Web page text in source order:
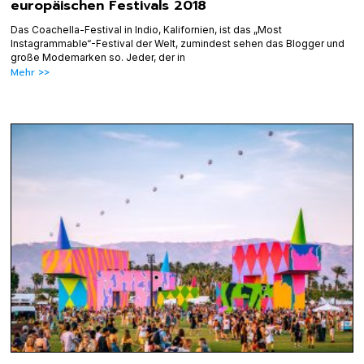
europäischen Festivals 2018
Das Coachella-Festival in Indio, Kalifornien, ist das „Most
Instagrammable“-Festival der Welt, zumindest sehen das Blogger und
große Modemarken so. Jeder, der in
Mehr >>